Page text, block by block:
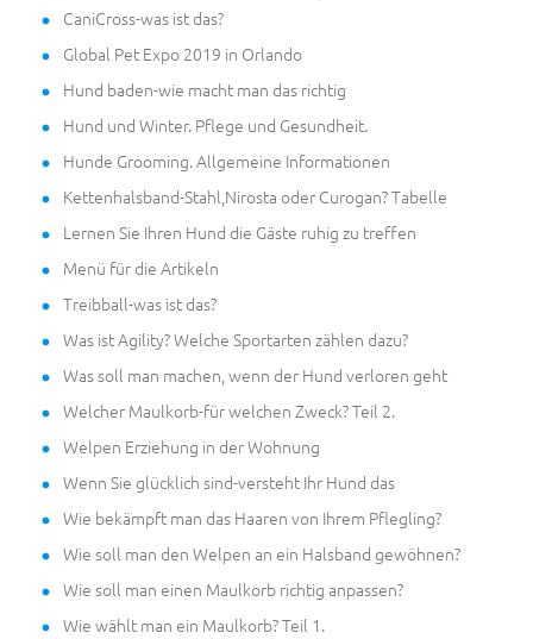
CaniCross-was ist das?
Global Pet Expo 2019 in Orlando
Hund baden-wie macht man das richtig
Hund und Winter. Pflege und Gesundheit.
Hunde Grooming. Allgemeine Informationen
Kettenhalsband-Stahl,Nirosta oder Curogan? Tabelle
Lernen Sie Ihren Hund die Gäste ruhig zu treffen
Menü für die Artikeln
Treibball-was ist das?
Was ist Agility? Welche Sportarten zählen dazu?
Was soll man machen, wenn der Hund verloren geht
Welcher Maulkorb-für welchen Zweck? Teil 2.
Welpen Erziehung in der Wohnung
Wenn Sie glücklich sind-versteht Ihr Hund das
Wie bekämpft man das Haaren von Ihrem Pflegling?
Wie soll man den Welpen an ein Halsband gewöhnen?
Wie soll man einen Maulkorb richtig anpassen?
Wie wählt man ein Maulkorb? Teil 1.